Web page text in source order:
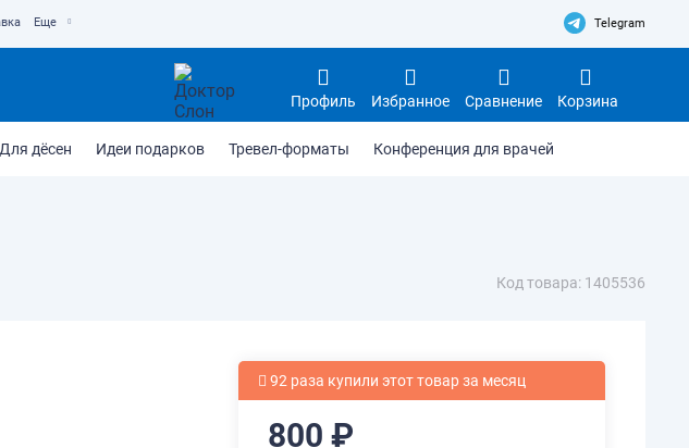
Еще Telegram
Профиль Избранное Сравнение Корзина
Для дёсен Идеи подарков Тревел-форматы Конференция для врачей
Код товара: 1405536
92 раза купили этот товар за месяц
800 ₽